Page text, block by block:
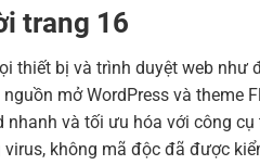
trang 16
thiết bị và trình duyệt web như
mở WordPress và theme
nhanh và tối ưu hóa với công
không mã độc đã được